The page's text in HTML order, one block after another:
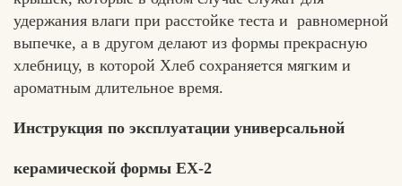
удержания влаги при расстойке теста и равномерной
выпечке, а в другом делают из формы прекрасную
хлебницу, в которой Хлеб сохраняется мягким и
ароматным длительное время.
Инструкция по эксплуатации универсальной
керамической формы ЕХ-2